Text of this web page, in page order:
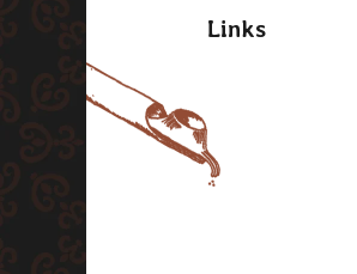
Links